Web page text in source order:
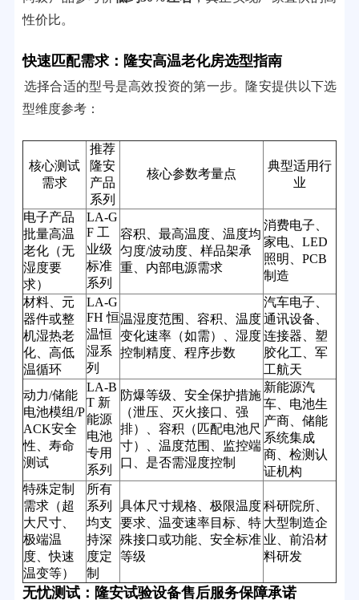
性价比。
快速匹配需求：隆安高温老化房选型指南
选择合适的型号是高效投资的第一步。隆安提供以下选
型维度参考：
核心测试
需求
推荐
隆安
产品
系列
核心参数考量点
典型适用行
业
电子产品
批量高温
老化（无
湿度要
求）
LA-G
F 工
业级
标准
系列
容积、最高温度、温度均
匀度/波动度、样品架承
重、内部电源需求
消费电子、
家电、LED
照明、PCB
制造
材料、元
器件或整
机湿热老
化、高低
温循环
LA-G
FH 恒
温恒
湿系
列
温湿度范围、容积、温度
变化速率（如需）、湿度
控制精度、程序步数
汽车电子、
通讯设备、
连接器、塑
胶化工、军
工航天
动力/储能
电池模组/P
ACK安全
性、寿命
测试
LA-B
T 新
能源
电池
专用
系列
防爆等级、安全保护措施
（泄压、灭火接口、强
排）、容积（匹配电池尺
寸）、温度范围、监控端
口、是否需湿度控制
新能源汽
车、电池生
产商、储能
系统集成
商、检测认
证机构
特殊定制
需求（超
大尺寸、
极端温
度、快速
温变等）
所有
系列
均支
持深
度定
制
具体尺寸规格、极限温度
要求、温变速率目标、特
殊接口或功能、安全标准
等级
科研院所、
大型制造企
业、前沿材
料研发
无忧测试：隆安试验设备售后服务保障承诺